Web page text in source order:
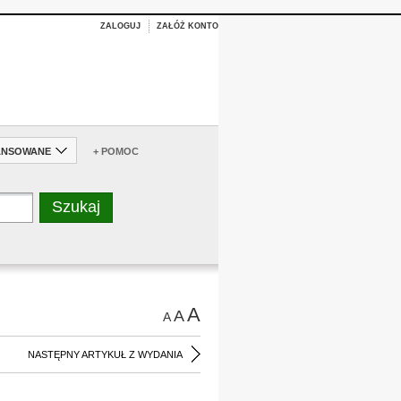
ZALOGUJ ZAŁÓŻ KONTO
+ POMOC
AAA
NASTĘPNY ARTYKUŁ Z WYDANIA